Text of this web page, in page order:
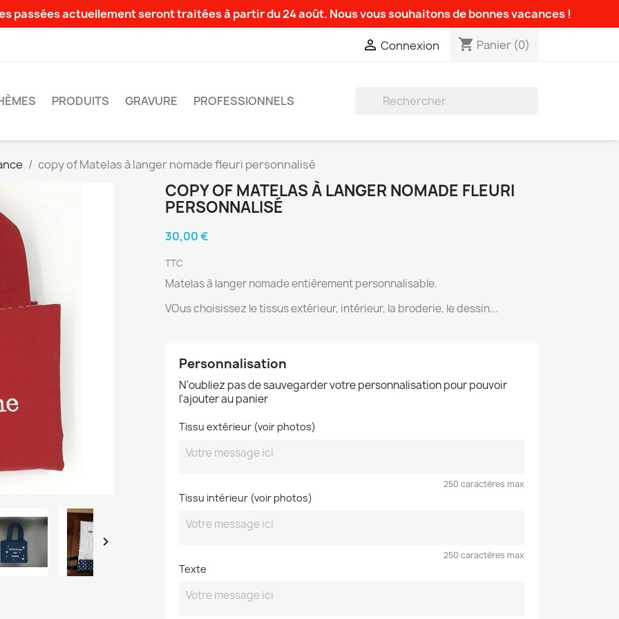
passées actuellement seront traitées à partir du 24 août. Nous vous souhaitons de bonnes vacances !
 Connexion shopping_cart Panier (0)
PRODUITS GRAVURE PROFESSIONNELS
copy of Matelas à langer nomade fleuri personnalisé

COPY OF MATELAS À LANGER NOMADE FLEURI
PERSONNALISÉ
30,00 €
TTC
Matelas à langer nomade entièrement personnalisable.
VOus choisissez le tissus extérieur, intérieur, la broderie, le dessin...
Personnalisation
N'oubliez pas de sauvegarder votre personnalisation pour pouvoir
l'ajouter au panier
Tissu extérieur (voir photos)
250 caractères max
Tissu intérieur (voir photos)
250 caractères max
Texte